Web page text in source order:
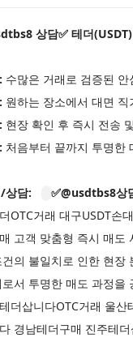
상담✅ 테더
수많은 거래로 검증된 안
원하는 장소에서 대면 직
현장 확인 후 즉시 전송
처음부터 끝까지 투명한
상담:
✅@usdtbs8상
OTC거래 대구USDT손
고객 맞춤형 즉시 매도
의 불일치로 인한 현장
로서 투명한 매도 과정
더삽니다OTC거래 울
경남테더구매 진주테